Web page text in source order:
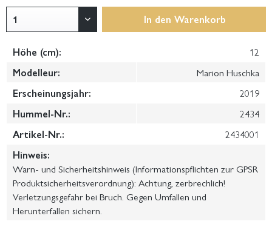
In den Warenkorb
Höhe (cm):
12
Modelleur:
Marion Huschka
Erscheinungsjahr:
2019
Hummel-Nr.:
2434
Artikel-Nr.:
2434001
Hinweis:
Warn- und Sicherheitshinweis (Informationspflichten zur GPSR
Produktsicherheitsverordnung): Achtung, zerbrechlich!
Verletzungsgefahr bei Bruch. Gegen Umfallen und
Herunterfallen sichern.